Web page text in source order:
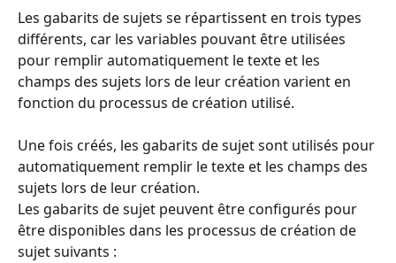
Les gabarits de sujets se répartissent en trois types
différents, car les variables pouvant être utilisées
pour remplir automatiquement le texte et les
champs des sujets lors de leur création varient en
fonction du processus de création utilisé.
Une fois créés, les gabarits de sujet sont utilisés pour
automatiquement remplir le texte et les champs des
sujets lors de leur création.
Les gabarits de sujet peuvent être configurés pour
être disponibles dans les processus de création de
sujet suivants :